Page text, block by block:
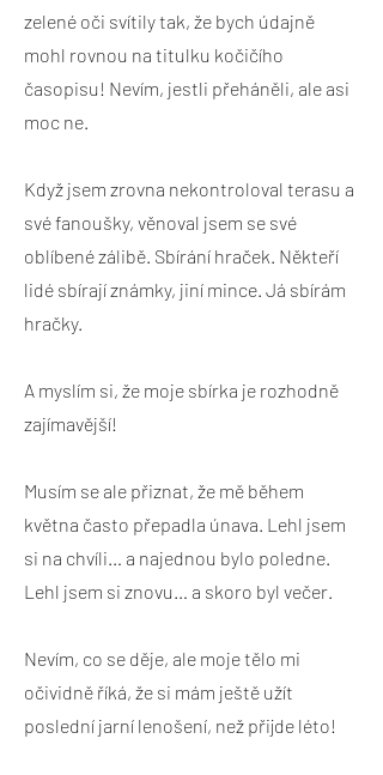
zelené oči svítily tak, že bych údajně
mohl rovnou na titulku kočičího
časopisu! Nevím, jestli přeháněli, ale asi
moc ne.
Když jsem zrovna nekontroloval terasu a
své fanoušky, věnoval jsem se své
oblíbené zálibě. Sbírání hraček. Někteří
lidé sbírají známky, jiní mince. Já sbírám
hračky.
A myslím si, že moje sbírka je rozhodně
zajímavější!
Musím se ale přiznat, že mě během
května často přepadla únava. Lehl jsem
si na chvíli… a najednou bylo poledne.
Lehl jsem si znovu… a skoro byl večer.
Nevím, co se děje, ale moje tělo mi
očividně říká, že si mám ještě užít
poslední jarní lenošení, než přijde léto!